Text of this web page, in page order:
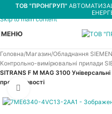
Skip to navigation
Skip to main content
ТОВ "ПРОНГРУП"
МЕНЮ
Головна Магазин Обладнання
Контрольно-вимірювальні прилади
SITRANS F M MAG 3100
промисловості